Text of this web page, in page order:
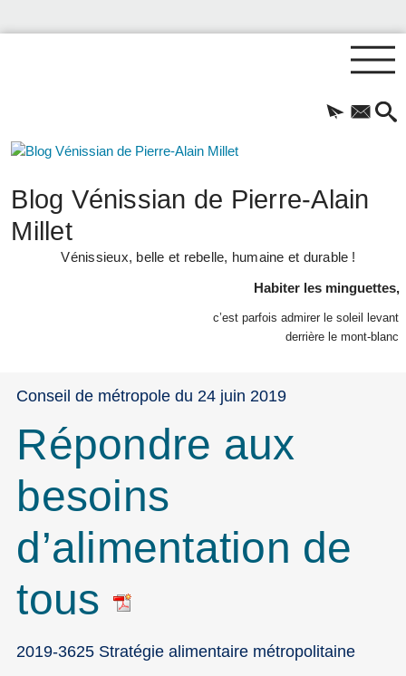
Blog Vénissian de Pierre-Alain
Millet
Vénissieux, belle et rebelle, humaine et durable !
Habiter les minguettes,
c’est parfois admirer le soleil levant
derrière le mont-blanc
Conseil de métropole du 24 juin 2019
Répondre aux
besoins
d’alimentation de
tous
2019-3625 Stratégie alimentaire métropolitaine